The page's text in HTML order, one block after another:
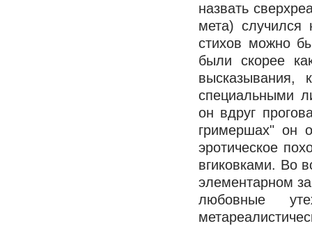
назвать
мета)
стихов можно
были скорее
высказывания,
специальными
он вдруг
гримершах" он
эротическое
вгиковками. Во
элементарном
любовные